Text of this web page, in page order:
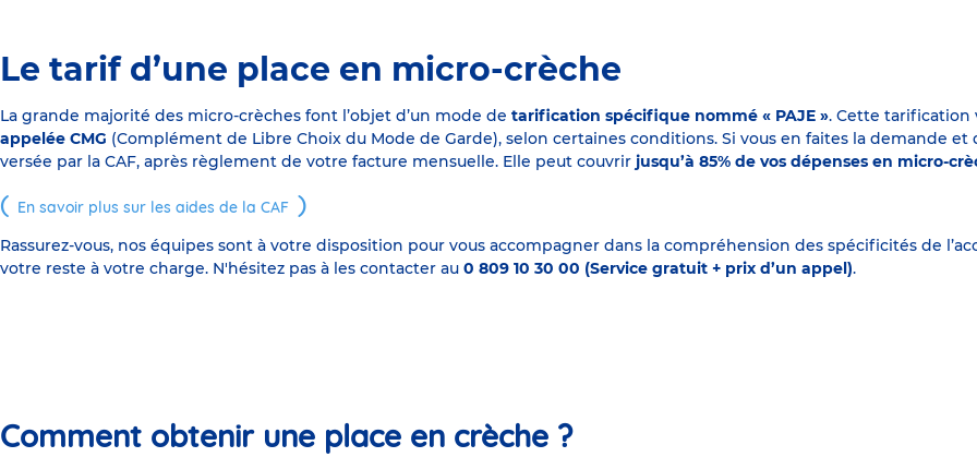
Le tarif d’une place en micro-crèche
La grande majorité des micro-crèches font l’objet d’un mode de tarification spécifique nommé « PAJE ». Cette tarification
appelée CMG (Complément de Libre Choix du Mode de Garde), selon certaines conditions. Si vous en faites la demande
versée par la CAF, après règlement de votre facture mensuelle. Elle peut couvrir jusqu’à 85% de vos dépenses en micro-
En savoir plus sur les aides de la CAF
Rassurez-vous, nos équipes sont à votre disposition pour vous accompagner dans la compréhension des spécificités de
votre reste à votre charge. N'hésitez pas à les contacter au 0 809 10 30 00 (Service gratuit + prix d’un appel).
Comment obtenir une place en crèche ?